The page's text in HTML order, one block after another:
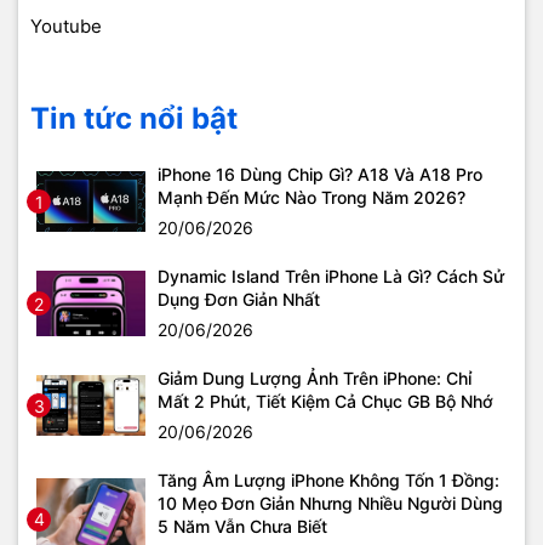
Youtube
Tin tức nổi bật
1
iPhone 16 Dùng Chip Gì? A18 Và A18 Pro
Mạnh Đến Mức Nào Trong Năm 2026?
20/06/2026
2
Dynamic Island Trên iPhone Là Gì? Cách Sử
Dụng Đơn Giản Nhất
20/06/2026
3
Giảm Dung Lượng Ảnh Trên iPhone: Chỉ
Mất 2 Phút, Tiết Kiệm Cả Chục GB Bộ Nhớ
20/06/2026
4
Tăng Âm Lượng iPhone Không Tốn 1 Đồng:
10 Mẹo Đơn Giản Nhưng Nhiều Người Dùng
5 Năm Vẫn Chưa Biết